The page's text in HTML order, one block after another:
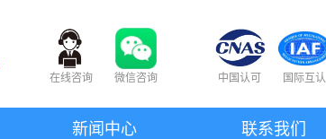
在线咨询 微信咨询 中国认可 国际互认
新闻中心 联系我们